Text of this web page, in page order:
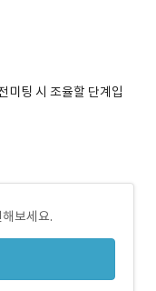
미팅 시 조율할 단계입
보세요.